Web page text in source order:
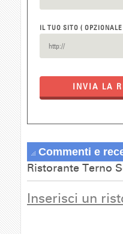
IL TUO SITO (
INVIA LA
Commenti e
Ristorante Terno
Inserisci un